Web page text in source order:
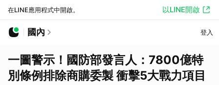
在LINE應用程式中開啟。 以LINE開啟
國內 登入
一圖警示！國防部發言人：7800億特
別條例排除商購委製 衝擊5大戰力項目